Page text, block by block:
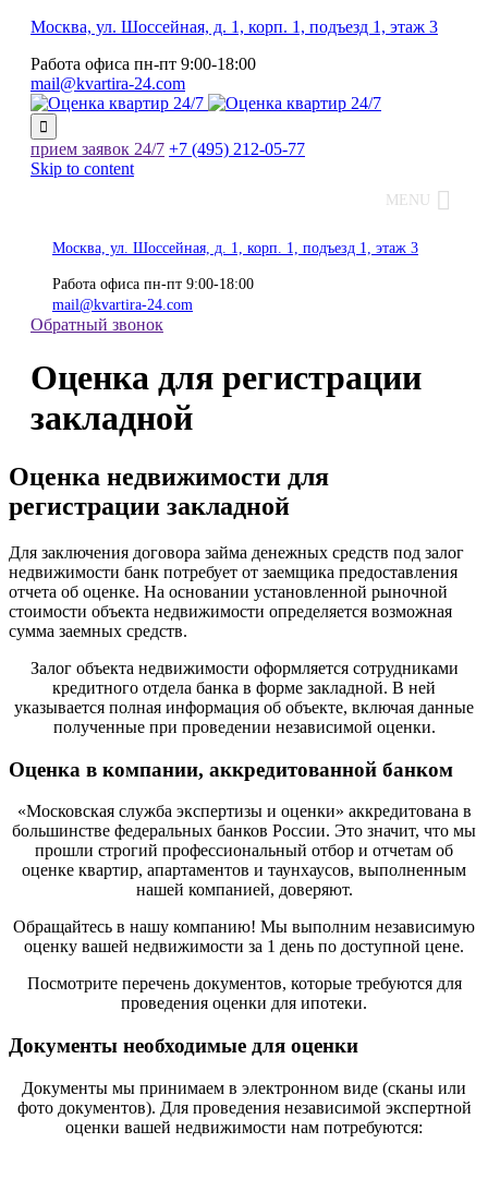
Москва, ул. Шоссейная, д. 1, корп. 1, подъезд 1, этаж 3
Работа офиса пн-пт 9:00-18:00
mail@kvartira-24.com

прием заявок 24/7 +7 (495) 212-05-77
Skip to content
MENU
Москва, ул. Шоссейная, д. 1, корп. 1, подъезд 1, этаж 3
Работа офиса пн-пт 9:00-18:00
mail@kvartira-24.com
Обратный звонок
Оценка для регистрации
закладной
Оценка недвижимости для
регистрации закладной
Для заключения договора займа денежных средств под залог
недвижимости банк потребует от заемщика предоставления
отчета об оценке. На основании установленной рыночной
стоимости объекта недвижимости определяется возможная
сумма заемных средств.
Залог объекта недвижимости оформляется сотрудниками
кредитного отдела банка в форме закладной. В ней
указывается полная информация об объекте, включая данные
полученные при проведении независимой оценки.
Оценка в компании, аккредитованной банком
«Московская служба экспертизы и оценки» аккредитована в
большинстве федеральных банков России. Это значит, что мы
прошли строгий профессиональный отбор и отчетам об
оценке квартир, апартаментов и таунхаусов, выполненным
нашей компанией, доверяют.
Обращайтесь в нашу компанию! Мы выполним независимую
оценку вашей недвижимости за 1 день по доступной цене.
Посмотрите перечень документов, которые требуются для
проведения оценки для ипотеки.
Документы необходимые для оценки
Документы мы принимаем в электронном виде (сканы или
фото документов). Для проведения независимой экспертной
оценки вашей недвижимости нам потребуются: